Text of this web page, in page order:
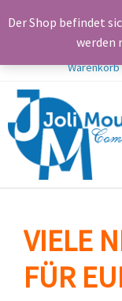
Frühjahrs-
Warenkorb
VIELE
FÜR
Der Shop befindet
werden